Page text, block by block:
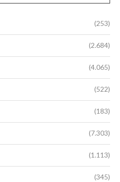
(253)
(2.684)
(4.065)
(522)
(183)
(7.303)
(1.113)
(345)